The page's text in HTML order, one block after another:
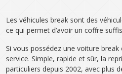
Les véhicules break sont des
ce qui permet d’avoir un coffre
Si vous possédez une voiture
service. Simple, rapide et sûr, la
particuliers depuis 2002, avec plus